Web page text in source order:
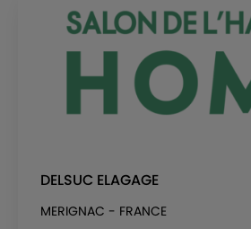
DELSUC ELAGAGE
MERIGNAC - FRANCE